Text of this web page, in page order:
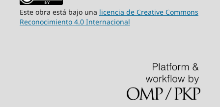
Este obra está bajo una licencia de Creative Commons
Reconocimiento 4.0 Internacional